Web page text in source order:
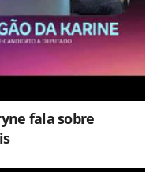
fala sobre